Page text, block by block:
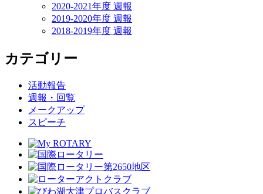
2020-2021年度 週報
2019-2020年度 週報
2018-2019年度 週報
カテゴリー
活動報告
週報・回覧
メークアップ
スピーチ